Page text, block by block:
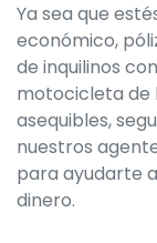
Ya sea que
económico,
de inquilinos
motocicleta de
asequibles,
nuestros
para ayudarte
dinero.